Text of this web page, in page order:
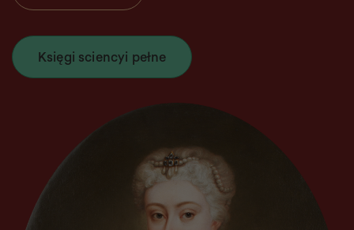
Księgi sciencyi pełne